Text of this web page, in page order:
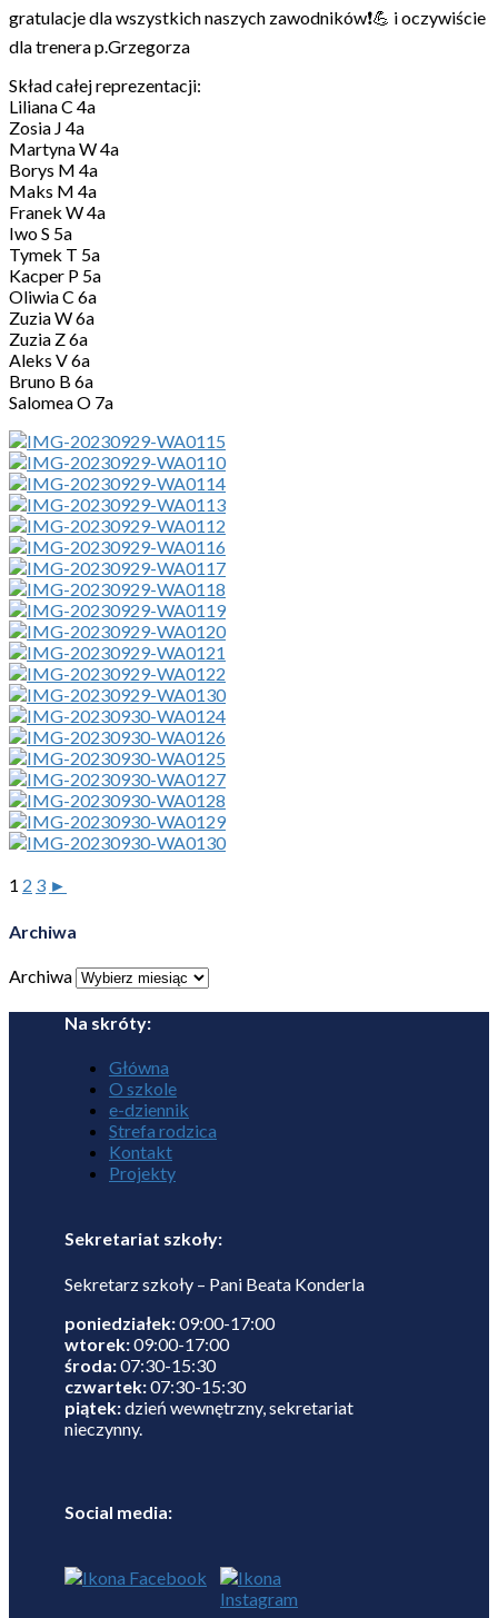
gratulacje dla wszystkich naszych zawodników❗💪 i oczywiście
dla trenera p.Grzegorza
Skład całej reprezentacji:
Liliana C 4a
Zosia J 4a
Martyna W 4a
Borys M 4a
Maks M 4a
Franek W 4a
Iwo S 5a
Tymek T 5a
Kacper P 5a
Oliwia C 6a
Zuzia W 6a
Zuzia Z 6a
Aleks V 6a
Bruno B 6a
Salomea O 7a
1 2 3 ►
Archiwa
Archiwa
Na skróty:
Główna
O szkole
e-dziennik
Strefa rodzica
Kontakt
Projekty
Sekretariat szkoły:
Sekretarz szkoły – Pani Beata Konderla
poniedziałek:09:00-17:00
wtorek:09:00-17:00
środa:07:30-15:30
czwartek:07:30-15:30
piątek:dzień wewnętrzny, sekretariat
nieczynny.
Social media: